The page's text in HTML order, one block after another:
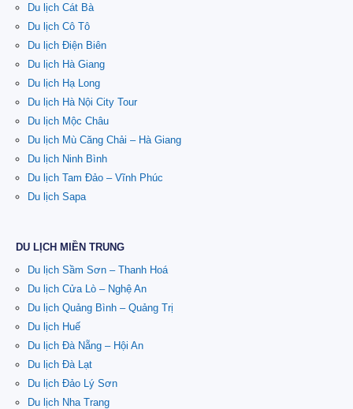
Du lịch Cát Bà
Du lịch Cô Tô
Du lịch Điện Biên
Du lịch Hà Giang
Du lịch Hạ Long
Du lịch Hà Nội City Tour
Du lịch Mộc Châu
Du lịch Mù Căng Chải – Hà Giang
Du lịch Ninh Bình
Du lịch Tam Đảo – Vĩnh Phúc
Du lịch Sapa
DU LỊCH MIỀN TRUNG
Du lịch Sầm Sơn – Thanh Hoá
Du lịch Cửa Lò – Nghệ An
Du lịch Quảng Bình – Quảng Trị
Du lịch Huế
Du lịch Đà Nẵng – Hội An
Du lịch Đà Lạt
Du lịch Đảo Lý Sơn
Du lịch Nha Trang